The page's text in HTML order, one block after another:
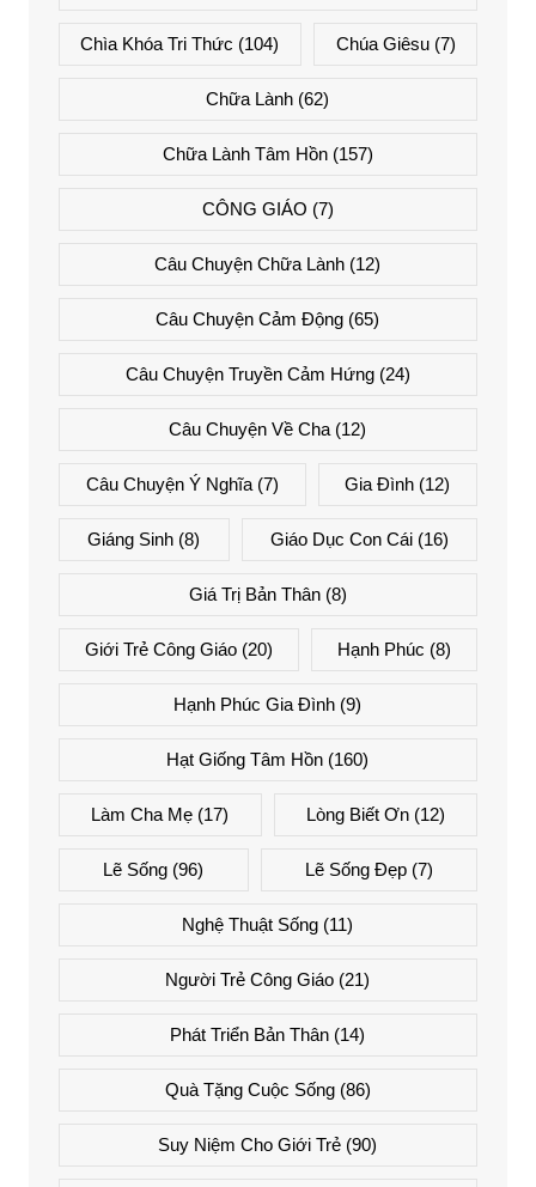
Chìa Khóa Tri Thức (104) Chúa Giêsu(7)
Chữa Lành (62)
Chữa Lành Tâm Hồn(157)
CÔNG GIÁO (7)
Câu Chuyện Chữa Lành (12)
Câu Chuyện Cảm Động (65)
Câu Chuyện Truyền Cảm Hứng(24)
Câu Chuyện Về Cha (12)
Câu Chuyện Ý Nghĩa(7) Gia Đình (12)
Giáng Sinh (8) Giáo Dục Con Cái(16)
Giá Trị Bản Thân(8)
Giới Trẻ Công Giáo(20) Hạnh Phúc (8)
Hạnh Phúc Gia Đình (9)
Hạt Giống Tâm Hồn (160)
Làm Cha Mẹ (17) Lòng Biết Ơn(12)
Lẽ Sống (96) Lẽ Sống Đẹp(7)
Nghệ Thuật Sống (11)
Người Trẻ Công Giáo (21)
Phát Triển Bản Thân (14)
Quà Tặng Cuộc Sống(86)
Suy Niệm Cho Giới Trẻ (90)